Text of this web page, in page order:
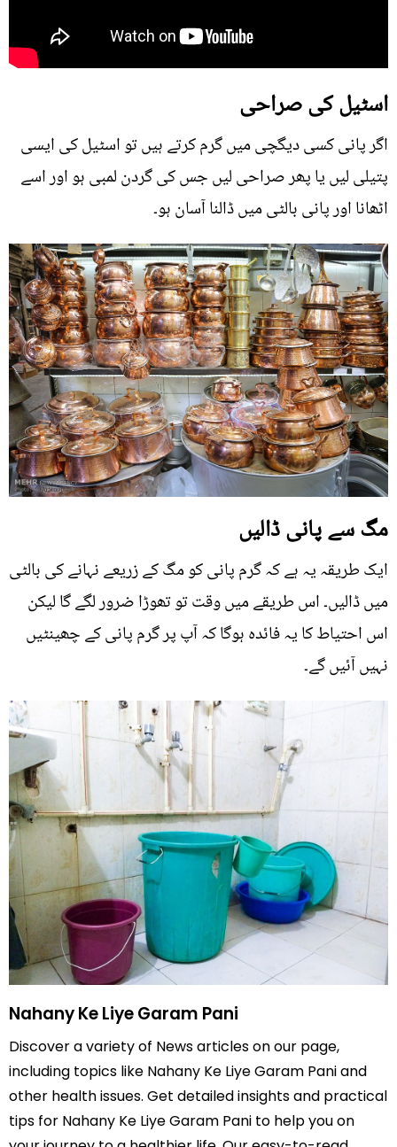
اسٹیل کی صراحی
اگر پانی کسی دیگچی میں گرم کرتے ہیں تو اسٹیل کی ایسی
پتیلی لیں یا پھر صراحی لیں جس کی گردن لمبی ہو اور اسے
اٹھانا اور پانی بالٹی میں ڈالنا آسان ہو۔
مگ سے پانی ڈالیں
ایک طریقہ یہ ہے کہ گرم پانی کو مگ کے زریعے نہانے کی بالٹی
میں ڈالیں۔ اس طریقے میں وقت تو تھوڑا ضرور لگے گا لیکن
اس احتیاط کا یہ فائدہ ہوگا کہ آپ پر گرم پانی کے چھینٹیں
نہیں آئیں گے۔
Nahany Ke Liye Garam Pani
Discover a variety of News articles on our page,
including topics like Nahany Ke Liye Garam Pani and
other health issues. Get detailed insights and practical
tips for Nahany Ke Liye Garam Pani to help you on